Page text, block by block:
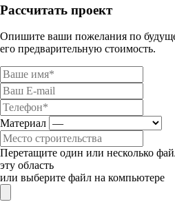
Рассчитать проект
Опишите ваши пожелания по
его предварительную стоимость.
Материал
Перетащите один или несколько
эту область
или выберите файл на компьютере